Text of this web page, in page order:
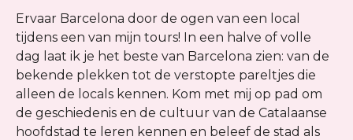
Ervaar Barcelona door de ogen van een local
tijdens een van mijn tours! In een halve of volle
dag laat ik je het beste van Barcelona zien: van de
bekende plekken tot de verstopte pareltjes die
alleen de locals kennen. Kom met mij op pad om
de geschiedenis en de cultuur van de Catalaanse
hoofdstad te leren kennen en beleef de stad als